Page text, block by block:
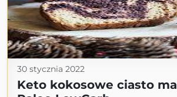
30 stycznia 2022
Keto kokosowe ciasto